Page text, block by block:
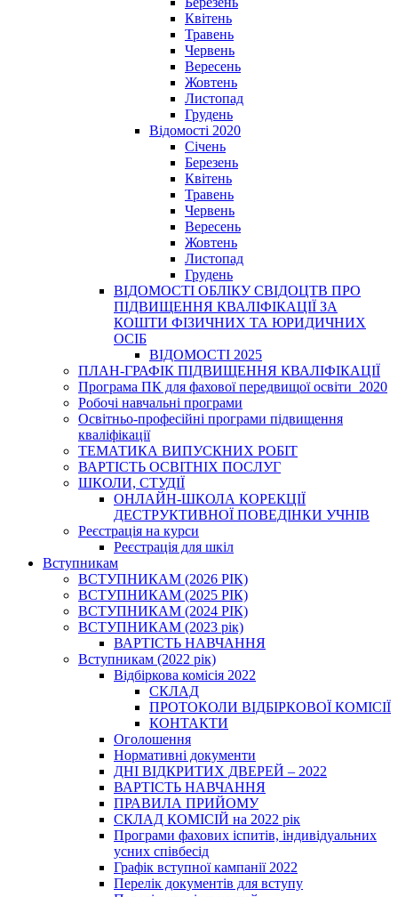
Квітень
Травень
Червень
Вересень
Жовтень
Листопад
Грудень
Відомості 2020
Січень
Березень
Квітень
Травень
Червень
Вересень
Жовтень
Листопад
Грудень
ВІДОМОСТІ ОБЛІКУ СВІДОЦТВ ПРО
ПІДВИЩЕННЯ КВАЛІФІКАЦІЇ ЗА
КОШТИ ФІЗИЧНИХ ТА ЮРИДИЧНИХ
ОСІБ
ВІДОМОСТІ 2025
ПЛАН-ГРАФІК ПІДВИЩЕННЯ КВАЛІФІКАЦІЇ
Програма ПК для фахової передвищої освіти_2020
Робочі навчальні програми
Освітньо-професійні програми підвищення
кваліфікації
ТЕМАТИКА ВИПУСКНИХ РОБІТ
ВАРТІСТЬ ОСВІТНІХ ПОСЛУГ
ШКОЛИ, СТУДІЇ
ОНЛАЙН-ШКОЛА КОРЕКЦІЇ
ДЕСТРУКТИВНОЇ ПОВЕДІНКИ УЧНІВ
Реєстрація на курси
Реєстрація для шкіл
Вступникам
ВСТУПНИКАМ (2026 РІК)
ВСТУПНИКАМ (2025 РІК)
ВСТУПНИКАМ (2024 РІК)
ВСТУПНИКАМ (2023 рік)
ВАРТІСТЬ НАВЧАННЯ
Вступникам (2022 рік)
Відбіркова комісія 2022
СКЛАД
ПРОТОКОЛИ ВІДБІРКОВОЇ КОМІСІЇ
КОНТАКТИ
Оголошення
Нормативні документи
ДНІ ВІДКРИТИХ ДВЕРЕЙ – 2022
ВАРТІСТЬ НАВЧАННЯ
ПРАВИЛА ПРИЙОМУ
СКЛАД КОМІСІЙ на 2022 рік
Програми фахових іспитів, індивідуальних
усних співбесід
Графік вступної кампанії 2022
Перелік документів для вступу